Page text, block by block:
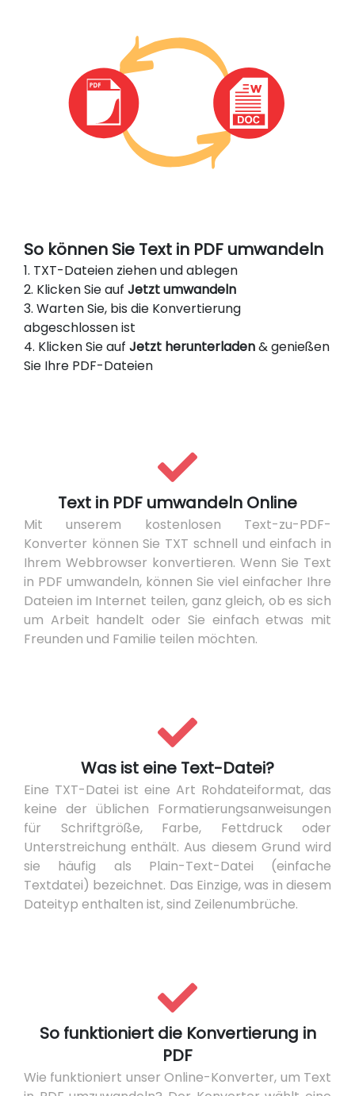
So können Sie Text in PDF umwandeln
1. TXT-Dateien ziehen und ablegen
2. Klicken Sie auf Jetzt umwandeln
3. Warten Sie, bis die Konvertierung
abgeschlossen ist
4. Klicken Sie auf Jetzt herunterladen& genießen
Sie Ihre PDF-Dateien
Text in PDF umwandeln Online
Mit unserem kostenlosen Text-zu-PDF-
Konverter können Sie TXT schnell und einfach in
Ihrem Webbrowser konvertieren. Wenn Sie Text
in PDF umwandeln, können Sie viel einfacher Ihre
Dateien im Internet teilen, ganz gleich, ob es sich
um Arbeit handelt oder Sie einfach etwas mit
Freunden und Familie teilen möchten.
Was ist eine Text-Datei?
Eine TXT-Datei ist eine Art Rohdateiformat, das
keine der üblichen Formatierungsanweisungen
für Schriftgröße, Farbe, Fettdruck oder
Unterstreichung enthält. Aus diesem Grund wird
sie häufig als Plain-Text-Datei (einfache
Textdatei) bezeichnet. Das Einzige, was in diesem
Dateityp enthalten ist, sind Zeilenumbrüche.
So funktioniert die Konvertierung in
PDF
Wie funktioniert unser Online-Konverter, um Text